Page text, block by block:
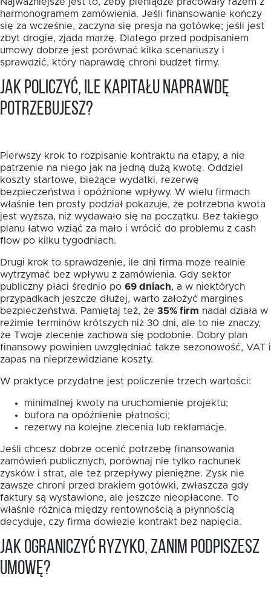
harmonogramem zamówienia. Jeśli finansowanie kończy
się za wcześnie, zaczyna się presja na gotówkę; jeśli jest
zbyt drogie, zjada marżę. Dlatego przed podpisaniem
umowy dobrze jest porównać kilka scenariuszy i
sprawdzić, który naprawdę chroni budżet firmy.
Jak policzyć, ile kapitału naprawdę
potrzebujesz?
Pierwszy krok to rozpisanie kontraktu na etapy, a nie
patrzenie na niego jak na jedną dużą kwotę. Oddziel
koszty startowe, bieżące wydatki, rezerwę
bezpieczeństwa i opóźnione wpływy. W wielu firmach
właśnie ten prosty podział pokazuje, że potrzebna kwota
jest wyższa, niż wydawało się na początku. Bez takiego
planu łatwo wziąć za mało i wrócić do problemu z cash
flow po kilku tygodniach.
Drugi krok to sprawdzenie, ile dni firma może realnie
wytrzymać bez wpływu z zamówienia. Gdy sektor
publiczny płaci średnio po 69 dniach, a w niektórych
przypadkach jeszcze dłużej, warto założyć margines
bezpieczeństwa. Pamiętaj też, że 35% firm nadal działa w
reżimie terminów krótszych niż 30 dni, ale to nie znaczy,
że Twoje zlecenie zachowa się podobnie. Dobry plan
finansowy powinien uwzględniać także sezonowość, VAT i
zapas na nieprzewidziane koszty.
W praktyce przydatne jest policzenie trzech wartości:
minimalnej kwoty na uruchomienie projektu;
bufora na opóźnienie płatności;
rezerwy na kolejne zlecenia lub reklamacje.
Jeśli chcesz dobrze ocenić potrzebę finansowania
zamówień publicznych, porównaj nie tylko rachunek
zysków i strat, ale też przepływy pieniężne. Zysk nie
zawsze chroni przed brakiem gotówki, zwłaszcza gdy
faktury są wystawione, ale jeszcze nieopłacone. To
właśnie różnica między rentownością a płynnością
decyduje, czy firma dowiezie kontrakt bez napięcia.
Jak ograniczyć ryzyko, zanim podpiszesz
umowę?